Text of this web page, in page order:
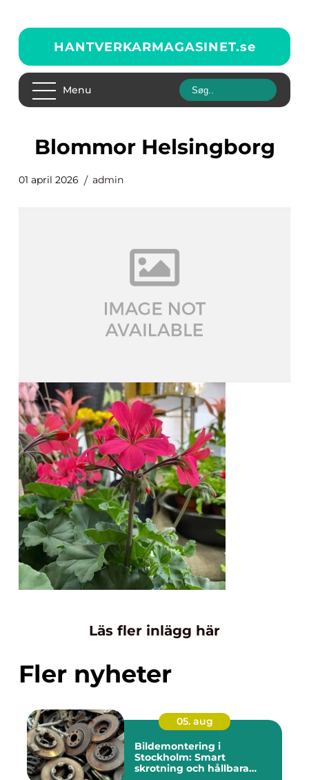
HANTVERKARMAGASINET.se
Menu
blommor Helsingborg
01 april 2026 admin
Läs fler inlägg här
Fler nyheter
05. aug
Bildemontering i
Stockholm: Smart
skrotning och hållbara